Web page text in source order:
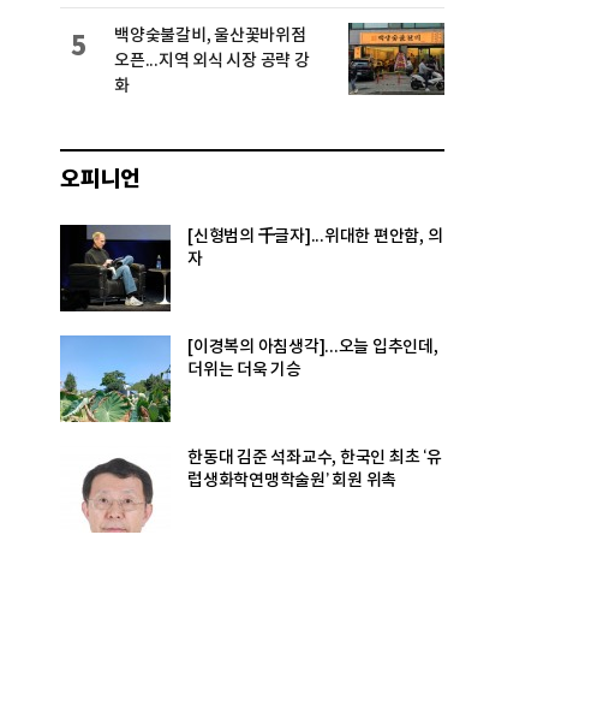
백양숯불갈비, 울산꽃바위점
오픈...지역 외식 시장 공략 강
화
5
오피니언
[신형범의 千글자]...위대한 편안함, 의
자
[이경복의 아침생각]...오늘 입추인데,
더위는 더욱 기승
한동대 김준 석좌교수, 한국인 최초 ‘유
럽생화학연맹학술원’ 회원 위촉